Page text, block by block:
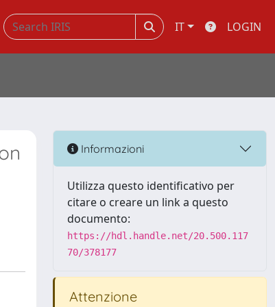
IT LOGIN
Informazioni
Utilizza questo identificativo per
citare o creare un link a questo
documento:
https://hdl.handle.net/20.500.117
70/378177
Attenzione